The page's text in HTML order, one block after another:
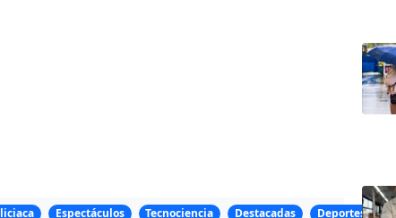
Espectáculos Tecnociencia Destacadas Deportes